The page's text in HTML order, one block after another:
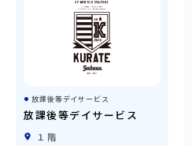
放課後等デイサービス
放課後等デイサービス
１階